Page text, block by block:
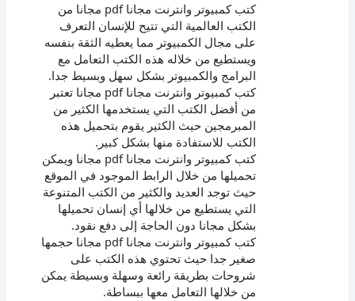
كتب كمبيوتر وانترنت مجانا pdf مجانا من
الكتب العالمية التي تتيح للإنسان التعرف
على مجال الكمبيوتر مما يعطيه الثقة بنفسه
ويستطيع من خلاله هذه الكتب التعامل مع
البرامج والكمبيوتر بشكل سهل وبسيط جدا.
كتب كمبيوتر وانترنت مجانا pdf مجانا تعتبر
من أفضل الكتب التي يستخدمها الكثير من
المبرمجين حيث الكثير يقوم بتحميل هذه
الكتب للاستفادة منها بشكل كبير.
كتب كمبيوتر وانترنت مجانا pdf مجانا ويمكن
تحميلها من خلال الرابط الموجود في الموقع
حيث توجد العديد والكثير من الكتب المتنوعة
التي يستطيع من خلالها أي إنسان تحميلها
بشكل مجانا دون الحاجة إلى دفع نقود.
كتب كمبيوتر وانترنت مجانا pdf مجانا حجمها
صغير جدا حيث تحتوي هذه الكتب على
شروحات بطريقة رائعة وسهلة وبسيطة يمكن
من خلالها التعامل معها ببساطة.